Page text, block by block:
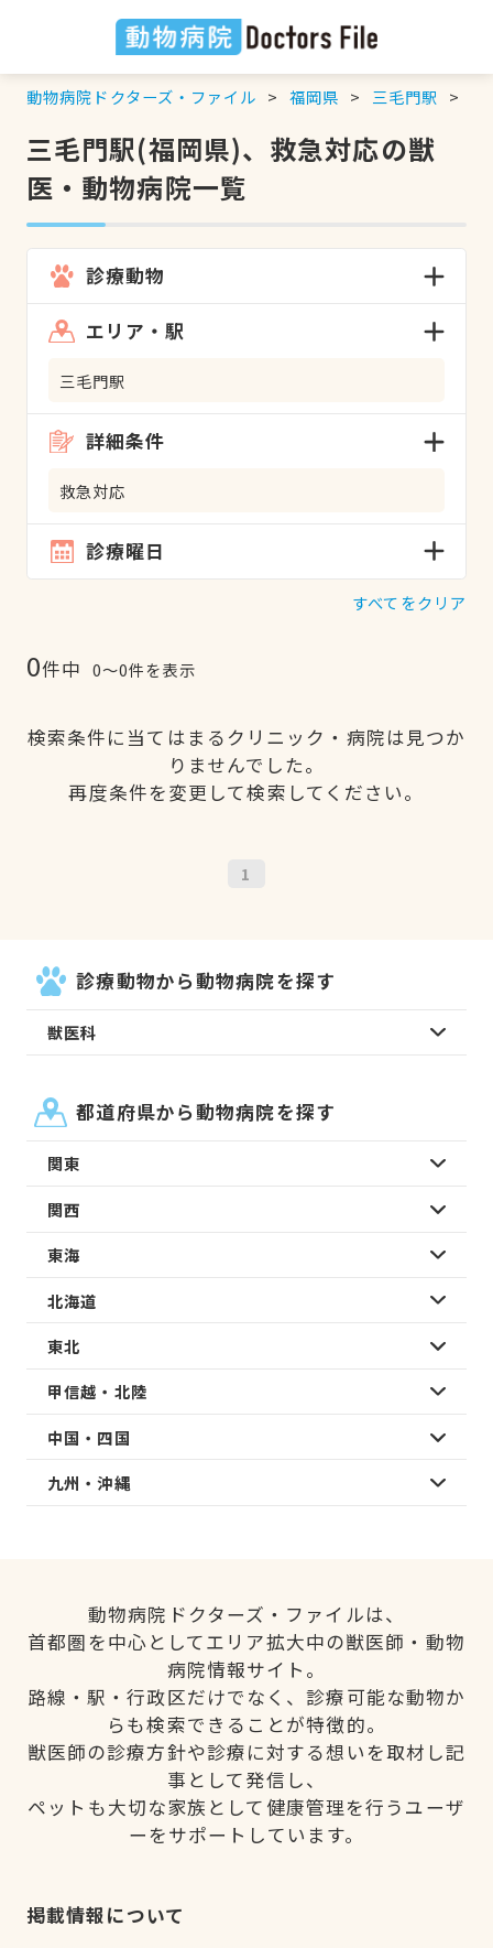
動物病院ドクターズ・ファイル 福岡県 三毛門駅
三毛門駅(福岡県)、救急対応の獣
医・動物病院一覧
診療動物
エリア・駅
三毛門駅
詳細条件
救急対応
診療曜日
すべてをクリア
0件中 0〜0件を表示
検索条件に当てはまるクリニック・病院は見つか
りませんでした。
再度条件を変更して検索してください。
1
診療動物から動物病院を探す
獣医科
都道府県から動物病院を探す
関東
関西
東海
北海道
東北
甲信越・北陸
中国・四国
九州・沖縄
動物病院ドクターズ・ファイルは、
首都圏を中心としてエリア拡大中の獣医師・動物
病院情報サイト。
路線・駅・行政区だけでなく、診療可能な動物か
らも検索できることが特徴的。
獣医師の診療方針や診療に対する想いを取材し記
事として発信し、
ペットも大切な家族として健康管理を行うユーザ
ーをサポートしています。
掲載情報について